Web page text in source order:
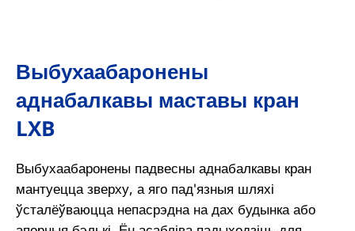
Выбухаабаронены
аднабалкавы маставы кран
LXB
Выбухаабаронены падвесны аднабалкавы кран
мантуецца зверху, а яго пад'язныя шляхі
ўсталёўваюцца непасрэдна на дах будынка або